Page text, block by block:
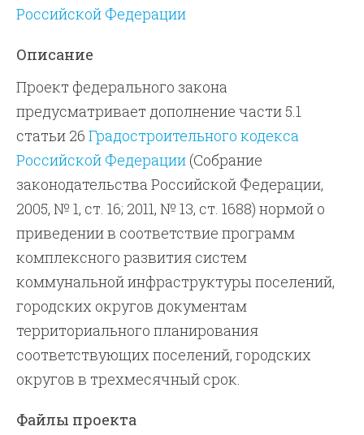
Российской Федерации
Описание
Проект федерального закона
предусматривает дополнение части 5.1
статьи 26Градостроительного кодекса
Российской Федерации (Собрание
законодательства Российской Федерации,
2005, № 1, ст. 16; 2011, № 13, ст. 1688) нормой о
приведении в соответствие программ
комплексного развития систем
коммунальной инфраструктуры поселений,
городских округов документам
территориального планирования
соответствующих поселений, городских
округов в трехмесячный срок.
Файлы проекта